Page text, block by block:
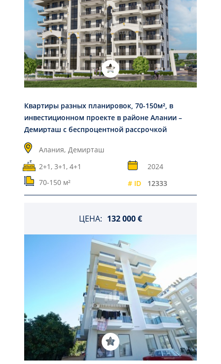
Квартиры разных планировок, 70-150м², в
инвестиционном проекте в районе Алании –
Демирташ с беспроцентной рассрочкой
Алания, Демирташ
2+1, 3+1, 4+1
2024
70-150 м²
# ID 12333
ЦЕНА: 132 000 €